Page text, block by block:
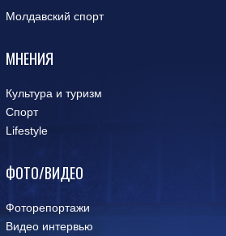
Молдавский спорт
МНЕНИЯ
Культура и туризм
Спорт
Lifestyle
ФОТО/ВИДЕО
Фоторепортажи
Видео интервью